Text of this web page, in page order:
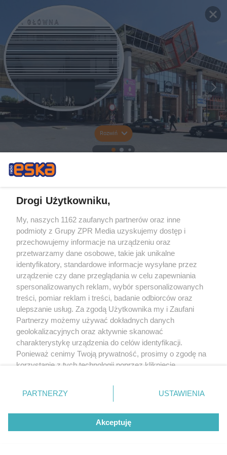
Rozwiń
Drogi Użytkowniku,
My, naszych 1162 zaufanych partnerów oraz inne
podmioty z Grupy ZPR Media uzyskujemy dostęp i
przechowujemy informacje na urządzeniu oraz
przetwarzamy dane osobowe, takie jak unikalne
identyfikatory, standardowe informacje wysyłane przez
urządzenie czy dane przeglądania w celu zapewniania
spersonalizowanych reklam, wybór spersonalizowanych
treści, pomiar reklam i treści, badanie odbiorców oraz
ulepszanie usług. Za zgodą Użytkownika my i Zaufani
Partnerzy możemy używać dokładnych danych
geolokalizacyjnych oraz aktywnie skanować
charakterystykę urządzenia do celów identyfikacji.
Ponieważ cenimy Twoją prywatność, prosimy o zgodę na
korzystanie z tych technologii poprzez kliknięcie
zmienić/wycofać klikając przycisk ustawień prywatności
znajdujący się w lewym dolnym rogu strony
rodzaje przetwarzania danych nie wymagają zgody
użytkownika, ale masz prawo sprzeciwić się takiemu
przetwarzaniu. Preferencje będą miały zastosowanie tylko
PARTNERZY USTAWIENIA
Akceptuję